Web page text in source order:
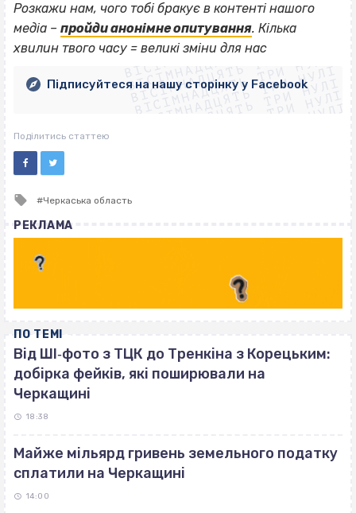
Розкажи нам, чого тобі бракує в контенті нашого
медіа – пройди анонімне опитування. Кілька
хвилин твого часу = великі зміни для нас
ВІСІМНАДЦЯТЬ ТРИ НУЛІ
ВІСІМНАДЦЯТЬ ТРИ НУЛІ
ВІСІМНАДЦЯТЬ ТРИ НУЛІ
ВІСІМНАДЦЯТЬ ТРИ НУЛІ
ВІСІМНАДЦЯТЬ ТРИ НУЛІ
ВІСІМНАДЦЯТЬ ТРИ НУЛІ
ВІСІМНАДЦЯТЬ ТРИ НУЛІ
ВІСІМНАДЦЯТЬ ТРИ НУЛІ
Підписуйтеся на нашу сторінку у Facebook
Поділитись статтею
Tagged
Черкаська область
РЕКЛАМА
ПО ТЕМІ
Від ШІ‐фото з ТЦК до Тренкіна з Корецьким:
добірка фейків, які поширювали на
Черкащині
18:38
Майже мільярд гривень земельного податку
сплатили на Черкащині
14:00